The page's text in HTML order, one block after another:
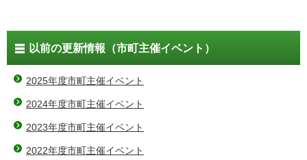
以前の更新情報（市町主催イベント）
2025年度市町主催イベント
2024年度市町主催イベント
2023年度市町主催イベント
2022年度市町主催イベント